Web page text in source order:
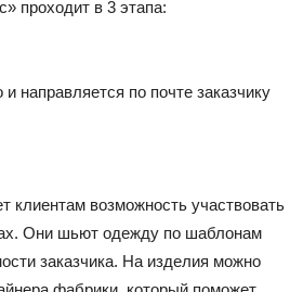
проходит в 3 этапа:
направляется по почте заказчику
клиентам возможность участвовать
Они шьют одежду по шаблонам
заказчика. На изделия можно